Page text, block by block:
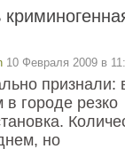
10 Февраля 2009 в
признали:
в городе резко
но